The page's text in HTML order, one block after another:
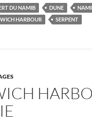
DU NAMIB DUNE
HARBOUR SERPENT